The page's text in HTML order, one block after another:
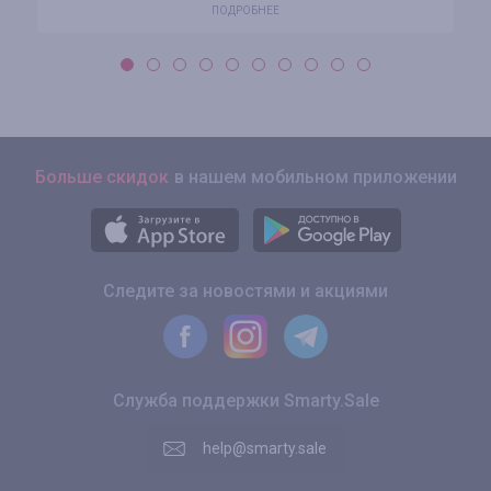
ПОДРОБНЕЕ
Больше скидок в нашем мобильном приложении
Следите за новостями и акциями
Служба поддержки Smarty.Sale
help@smarty.sale